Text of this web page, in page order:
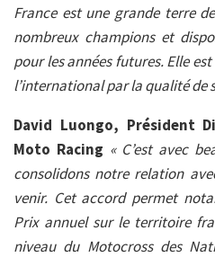
France est une grande terre
nombreux champions et
pour les années futures. Elle
l’international par la qualité de
David Luongo, Président
Moto Racing « C’est avec
consolidons notre relation
venir. Cet accord permet
Prix annuel sur le territoire
niveau du Motocross des